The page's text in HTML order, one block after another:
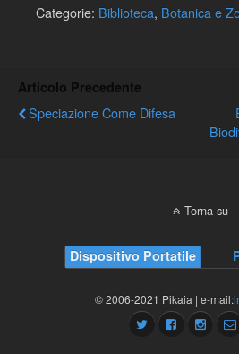
Categorie: Biblioteca, Botanica e
Articolo Precedente
Speciazione Come Difesa
Torna su
Dispositivo Portatile
© 2006-2021 Pikaia | e-mail: